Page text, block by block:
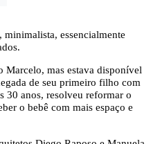
essencialmente
Marcelo, mas estava disponível
de seu primeiro filho com
30 anos, resolveu reformar o
o bebê com mais espaço e